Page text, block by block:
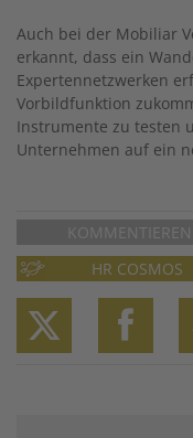
Auch bei der Mobiliar
erkannt, dass ein
Expertennetzwerken
Vorbildfunktion
Instrumente zu testen
Unternehmen auf ein
KOMMENTIEREN
HR COSMOS
Twitter